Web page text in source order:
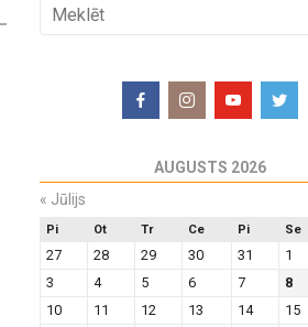
AUGUSTS 2026
« Jūlijs
Pi Ot Tr Ce Pi Se
27 28 29 30 31 1
3
4 5 6 7 8
10
11 12 13 14 15